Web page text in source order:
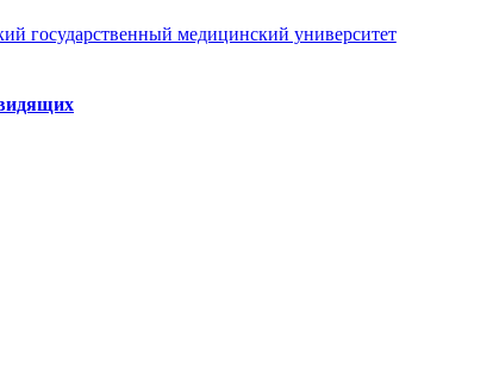
государственный медицинский университет